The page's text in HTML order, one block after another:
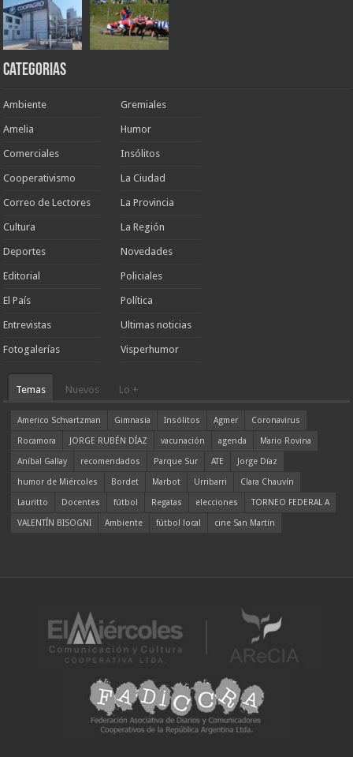
Categorias
Ambiente
Amelia
Comerciales
Cooperativismo
Correo de Lectores
Cultura
Deportes
Editorial
El País
Entrevistas
Fotogalerías
Gremiales
Humor
Insólitos
La Ciudad
La Provincia
La Región
Novedades
Policiales
Política
Ultimas noticias
Visperhumor
Temas Nuevos Lo +
Americo Schvartzman Gimnasia Insólitos Agmer
Coronavirus
Rocamora
JORGE RUBÉN DÍAZ vacunación agenda
Mario Rovina
Aníbal Gallay
recomendados Parque Sur ATE
Jorge Díaz
humor de Miércoles
Bordet Marbot Urribarri
Clara Chauvín
Lauritto
Docentes fútbol Regatas elecciones
TORNEO FEDERAL A
VALENTÍN BISOGNI
Ambiente fútbol local cine San Martín